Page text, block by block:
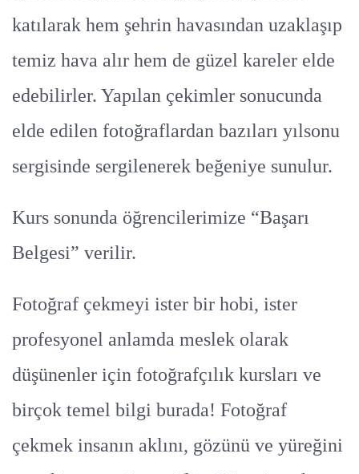
katılarak hem şehrin havasından uzaklaşıp
temiz hava alır hem de güzel kareler elde
edebilirler. Yapılan çekimler sonucunda
elde edilen fotoğraflardan bazıları yılsonu
sergisinde sergilenerek beğeniye sunulur.
Kurs sonunda öğrencilerimize “Başarı
Belgesi” verilir.
Fotoğraf çekmeyi ister bir hobi, ister
profesyonel anlamda meslek olarak
düşünenler için fotoğrafçılık kursları ve
birçok temel bilgi burada! Fotoğraf
çekmek insanın aklını, gözünü ve yüreğini